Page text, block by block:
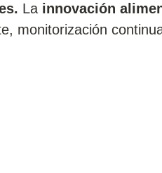
La innovación
monitorización